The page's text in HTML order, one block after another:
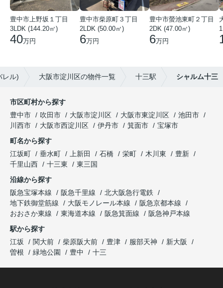
豊中市上野坂１丁目
3LDK (144.20㎡)
40万円
豊中市柴原町３丁目
2LDK (50.00㎡)
6万円
豊中市螢池東町２丁目
2DK (47.00㎡)
6万円
レル) 大阪市淀川区の物件一覧 十三駅 シャルム十三
市区町村から探す
豊中市
吹田市 大阪市淀川区 大阪市東淀川区
池田市
川西市
大阪市西淀川区 伊丹市 箕面市
宝塚市
町名から探す
江坂町
垂水町 上新田 石橋 栄町 木川東
豊新
千里山西
十三東
東三国
沿線から探す
阪急宝塚本線
阪急千里線
北大阪急行電鉄
地下鉄御堂筋線
大阪モノレール本線
阪急京都本線
おおさか東線
東海道本線 阪急箕面線
阪急神戸本線
駅から探す
江坂
関大前 柴原阪大前 豊津 服部天神
新大阪
曽根
緑地公園 豊中 十三